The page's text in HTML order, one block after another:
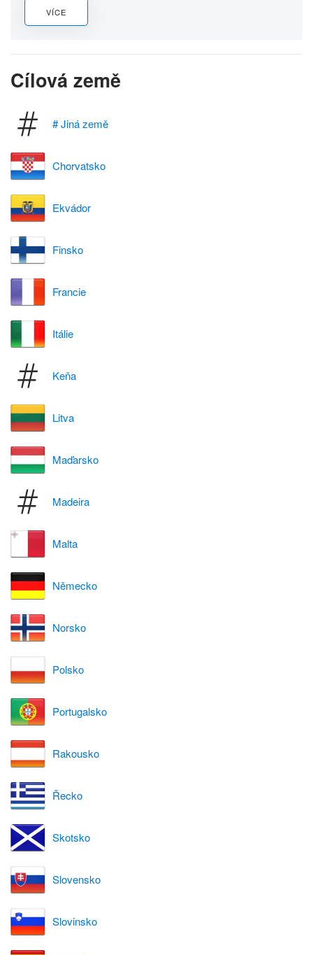
VÍCE
Cílová země
# Jiná země
Chorvatsko
Ekvádor
Finsko
Francie
Itálie
Keňa
Litva
Maďarsko
Madeira
Malta
Německo
Norsko
Polsko
Portugalsko
Rakousko
Řecko
Skotsko
Slovensko
Slovinsko